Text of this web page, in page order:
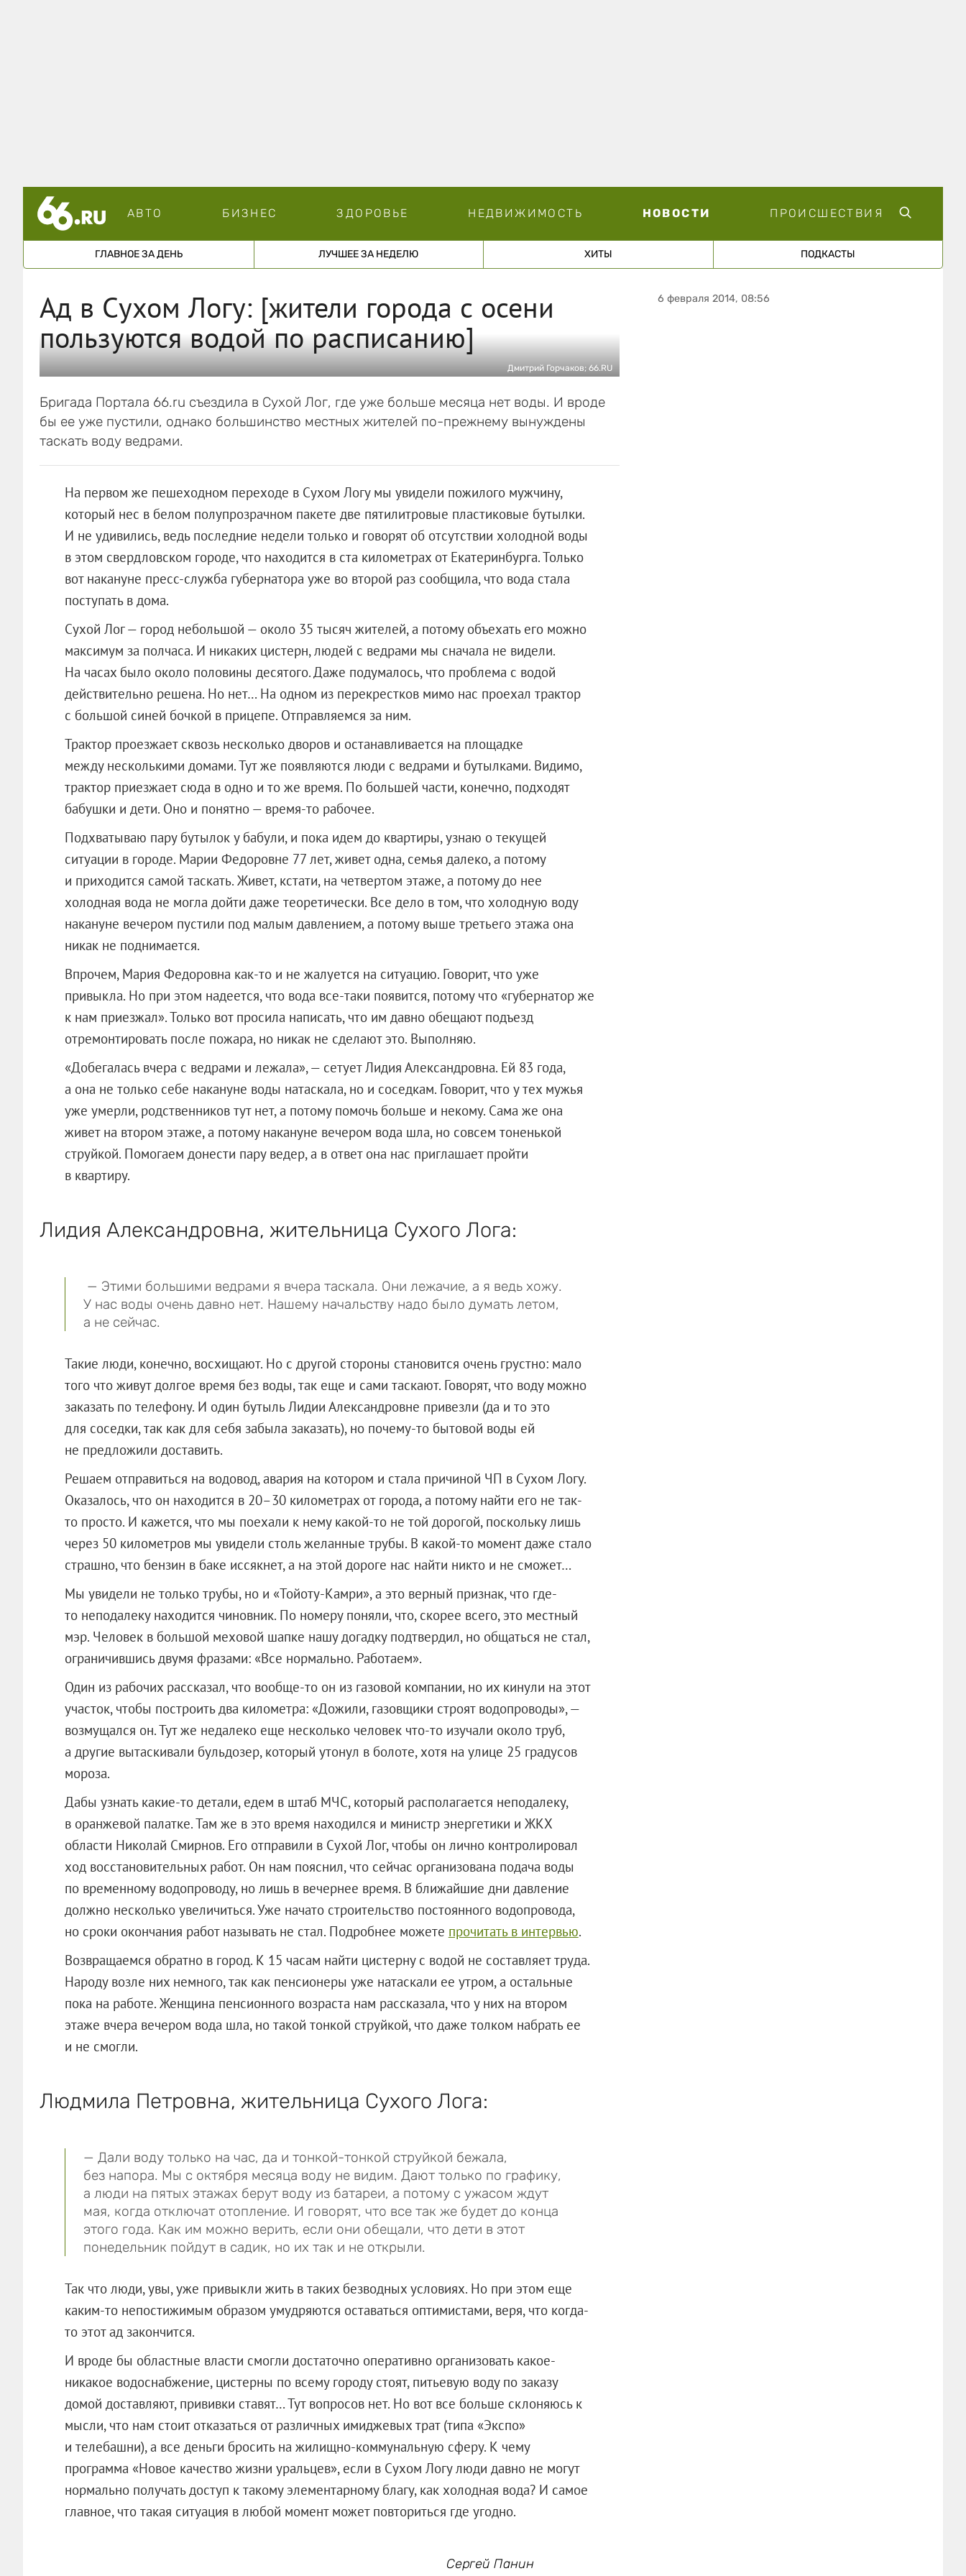
АВТО БИЗНЕС ЗДОРОВЬЕ НЕДВИЖИМОСТЬ НОВОСТИ ПРОИСШЕСТВИЯ
ГЛАВНОЕ ЗА ДЕНЬ ЛУЧШЕЕ ЗА НЕДЕЛЮ ХИТЫ ПОДКАСТЫ
Ад в Сухом Логу: [жители города с осени
пользуются водой по расписанию]
Дмитрий Горчаков; 66.RU
Бригада Портала 66.ru съездила в Сухой Лог, где уже больше месяца нет воды. И вроде
бы ее уже пустили, однако большинство местных жителей по-прежнему вынуждены
таскать воду ведрами.
На первом же пешеходном переходе в Сухом Логу мы увидели пожилого мужчину,
который нес в белом полупрозрачном пакете две пятилитровые пластиковые бутылки.
И не удивились, ведь последние недели только и говорят об отсутствии холодной воды
в этом свердловском городе, что находится в ста километрах от Екатеринбурга. Только
вот накануне пресс-служба губернатора уже во второй раз сообщила, что вода стала
поступать в дома.
Сухой Лог — город небольшой — около 35 тысяч жителей, а потому объехать его можно
максимум за полчаса. И никаких цистерн, людей с ведрами мы сначала не видели.
На часах было около половины десятого. Даже подумалось, что проблема с водой
действительно решена. Но нет… На одном из перекрестков мимо нас проехал трактор
с большой синей бочкой в прицепе. Отправляемся за ним.
Трактор проезжает сквозь несколько дворов и останавливается на площадке
между несколькими домами. Тут же появляются люди с ведрами и бутылками. Видимо,
трактор приезжает сюда в одно и то же время. По большей части, конечно, подходят
бабушки и дети. Оно и понятно — время-то рабочее.
Подхватываю пару бутылок у бабули, и пока идем до квартиры, узнаю о текущей
ситуации в городе. Марии Федоровне 77 лет, живет одна, семья далеко, а потому
и приходится самой таскать. Живет, кстати, на четвертом этаже, а потому до нее
холодная вода не могла дойти даже теоретически. Все дело в том, что холодную воду
накануне вечером пустили под малым давлением, а потому выше третьего этажа она
никак не поднимается.
Впрочем, Мария Федоровна как-то и не жалуется на ситуацию. Говорит, что уже
привыкла. Но при этом надеется, что вода все-таки появится, потому что «губернатор же
к нам приезжал». Только вот просила написать, что им давно обещают подъезд
отремонтировать после пожара, но никак не сделают это. Выполняю.
«Добегалась вчера с ведрами и лежала», — сетует Лидия Александровна. Ей 83 года,
а она не только себе накануне воды натаскала, но и соседкам. Говорит, что у тех мужья
уже умерли, родственников тут нет, а потому помочь больше и некому. Сама же она
живет на втором этаже, а потому накануне вечером вода шла, но совсем тоненькой
струйкой. Помогаем донести пару ведер, а в ответ она нас приглашает пройти
в квартиру.
Лидия Александровна, жительница Сухого Лога:
— Этими большими ведрами я вчера таскала. Они лежачие, а я ведь хожу.
У нас воды очень давно нет. Нашему начальству надо было думать летом,
а не сейчас.
Такие люди, конечно, восхищают. Но с другой стороны становится очень грустно: мало
того что живут долгое время без воды, так еще и сами таскают. Говорят, что воду можно
заказать по телефону. И один бутыль Лидии Александровне привезли (да и то это
для соседки, так как для себя забыла заказать), но почему-то бытовой воды ей
не предложили доставить.
Решаем отправиться на водовод, авария на котором и стала причиной ЧП в Сухом Логу.
Оказалось, что он находится в 20–30 километрах от города, а потому найти его не так-
то просто. И кажется, что мы поехали к нему какой-то не той дорогой, поскольку лишь
через 50 километров мы увидели столь желанные трубы. В какой-то момент даже стало
страшно, что бензин в баке иссякнет, а на этой дороге нас найти никто и не сможет…
Мы увидели не только трубы, но и «Тойоту-Камри», а это верный признак, что где-
то неподалеку находится чиновник. По номеру поняли, что, скорее всего, это местный
мэр. Человек в большой меховой шапке нашу догадку подтвердил, но общаться не стал,
ограничившись двумя фразами: «Все нормально. Работаем».
Один из рабочих рассказал, что вообще-то он из газовой компании, но их кинули на этот
участок, чтобы построить два километра: «Дожили, газовщики строят водопроводы», —
возмущался он. Тут же недалеко еще несколько человек что-то изучали около труб,
а другие вытаскивали бульдозер, который утонул в болоте, хотя на улице 25 градусов
мороза.
Дабы узнать какие-то детали, едем в штаб МЧС, который располагается неподалеку,
в оранжевой палатке. Там же в это время находился и министр энергетики и ЖКХ
области Николай Смирнов. Его отправили в Сухой Лог, чтобы он лично контролировал
ход восстановительных работ. Он нам пояснил, что сейчас организована подача воды
по временному водопроводу, но лишь в вечернее время. В ближайшие дни давление
должно несколько увеличиться. Уже начато строительство постоянного водопровода,
но сроки окончания работ называть не стал. Подробнее можете прочитать в интервью.
Возвращаемся обратно в город. К 15 часам найти цистерну с водой не составляет труда.
Народу возле них немного, так как пенсионеры уже натаскали ее утром, а остальные
пока на работе. Женщина пенсионного возраста нам рассказала, что у них на втором
этаже вчера вечером вода шла, но такой тонкой струйкой, что даже толком набрать ее
и не смогли.
Людмила Петровна, жительница Сухого Лога:
— Дали воду только на час, да и тонкой-тонкой струйкой бежала,
без напора. Мы с октября месяца воду не видим. Дают только по графику,
а люди на пятых этажах берут воду из батареи, а потому с ужасом ждут
мая, когда отключат отопление. И говорят, что все так же будет до конца
этого года. Как им можно верить, если они обещали, что дети в этот
понедельник пойдут в садик, но их так и не открыли.
Так что люди, увы, уже привыкли жить в таких безводных условиях. Но при этом еще
каким-то непостижимым образом умудряются оставаться оптимистами, веря, что когда-
то этот ад закончится.
И вроде бы областные власти смогли достаточно оперативно организовать какое-
никакое водоснабжение, цистерны по всему городу стоят, питьевую воду по заказу
домой доставляют, прививки ставят… Тут вопросов нет. Но вот все больше склоняюсь к
мысли, что нам стоит отказаться от различных имиджевых трат (типа «Экспо»
и телебашни), а все деньги бросить на жилищно-коммунальную сферу. К чему
программа «Новое качество жизни уральцев», если в Сухом Логу люди давно не могут
нормально получать доступ к такому элементарному благу, как холодная вода? И самое
главное, что такая ситуация в любой момент может повториться где угодно.
Сергей Панин
6 февраля 2014, 08:56